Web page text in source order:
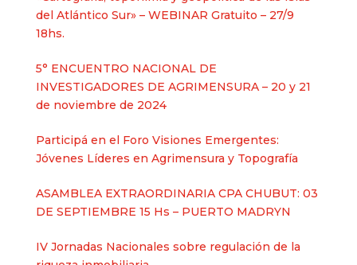
del Atlántico Sur» – WEBINAR Gratuito – 27/9
18hs.
5° ENCUENTRO NACIONAL DE
INVESTIGADORES DE AGRIMENSURA – 20 y 21
de noviembre de 2024
Participá en el Foro Visiones Emergentes:
Jóvenes Líderes en Agrimensura y Topografía
ASAMBLEA EXTRAORDINARIA CPA CHUBUT: 03
DE SEPTIEMBRE 15 Hs – PUERTO MADRYN
IV Jornadas Nacionales sobre regulación de la